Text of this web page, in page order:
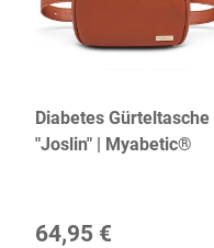
Diabetes Gürteltasche
"Joslin" | Myabetic®
64,95 €